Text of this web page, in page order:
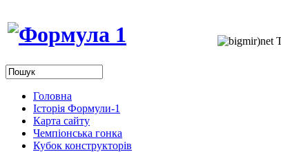
Головна
Історія Формули-1
Карта сайту
Чемпіонська гонка
Кубок конструкторів